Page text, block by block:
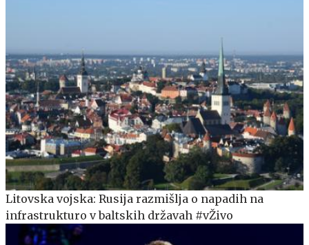
Litovska vojska: Rusija razmišlja o napadih na
infrastrukturo v baltskih državah #vŽivo